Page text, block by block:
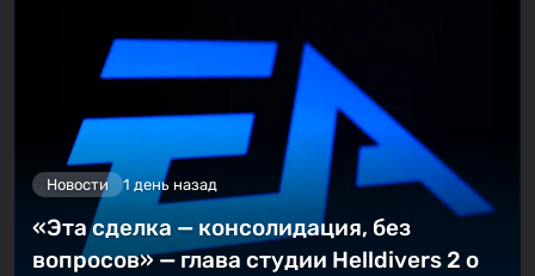
Новости 1 день назад
«Эта сделка — консолидация, без
вопросов» — глава студии Helldivers 2 о